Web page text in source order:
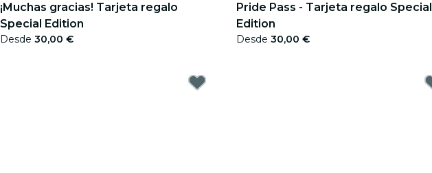
¡Muchas gracias! Tarjeta regalo
Special Edition
Desde 30,00 €
Pride Pass - Tarjeta regalo Special
Edition
Desde 30,00 €